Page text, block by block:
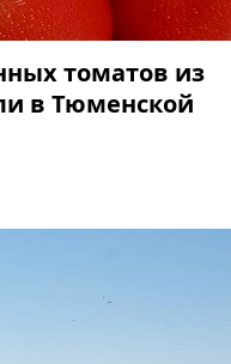
томатов из
в Тюменской